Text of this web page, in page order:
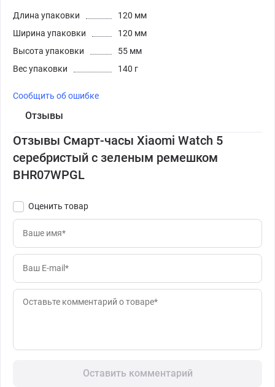
Длина упаковки
120 мм
Ширина упаковки
120 мм
Высота упаковки
55 мм
Вес упаковки
140 г
Сообщить об ошибке
Отзывы
Отзывы Смарт-часы Xiaomi Watch 5
серебристый с зеленым ремешком
BHR07WPGL
Оценить товар
Оставить комментарий